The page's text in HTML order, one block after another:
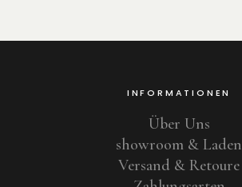
INFORMATIONEN
Über Uns
showroom & Laden
Versand & Retoure